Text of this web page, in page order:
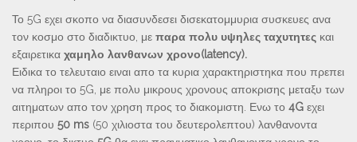
Το 5G εχει σκοπο να διασυνδεσει δισεκατομμυρια συσκευες ανα
τον κοσμο στο διαδικτυο, με παρα πολυ υψηλες ταχυτητες και
εξαιρετικα χαμηλο λανθανων χρονο(latency).
Ειδικα το τελευταιο ειναι απο τα κυρια χαρακτηριστηκα που πρεπει
να πληροι το 5G, με πολυ μικρους χρονους αποκρισης μεταξυ των
αιτηματων απο τον χρηση προς το διακομιστη. Ενω το 4G εχει
περιπου 50 ms (50 χιλιοστα του δευτερολεπτου) λανθανοντα